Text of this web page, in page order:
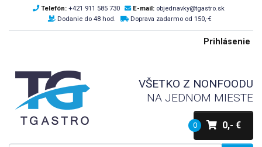
Telefón: +421 911 585 730 E-mail: objednavky@tgastro.sk
Dodanie do 48 hod.
Doprava zadarmo od 150,-€
Prihlásenie
VŠETKO Z NONFOODU
NA JEDNOM MIESTE
0 0,- €